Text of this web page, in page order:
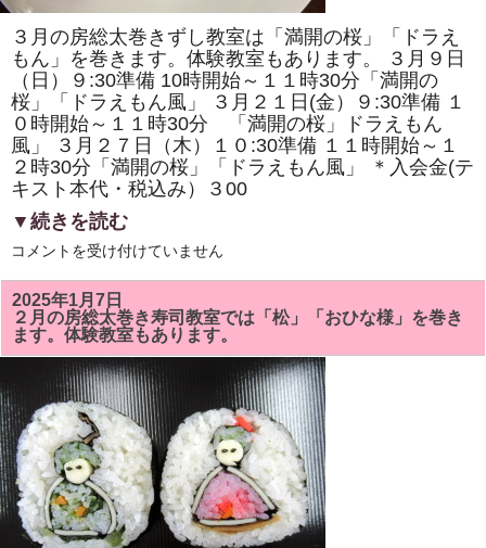
ま
す。
体
験
教
室
も
あ
り
ま
す。
は
３月の房総太巻きずし教室は「満開の桜」「ドラえ
もん」を巻きます。体験教室もあります。 ３月９日
（日）９:30準備 10時開始～１１時30分「満開の
桜」「ドラえもん風」 ３月２１日(金）９:30準備 １
０時開始～１１時30分 「満開の桜」ドラえもん
風」 ３月２７日（木）１０:30準備 １１時開始～１
２時30分「満開の桜」「ドラえもん風」 ＊入会金(テ
キスト本代・税込み）３00
▼続きを読む
3
の
房
総
太
巻
き
教
室
で
は
「満
開
の
桜」
「ド
ラ
コメントを受け付けていません
2025年1月7日
２月の房総太巻き寿司教室では「松」「おひな様」を巻き
ます。体験教室もあります。